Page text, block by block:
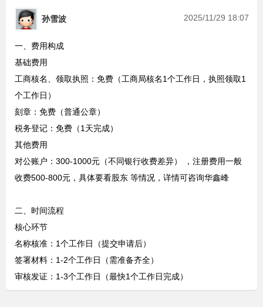
孙雪波 2025/11/29 18:07
一、费用构成
基础费用
工商核名、领取执照：免费（工商局核名1个工作日，执照领取1
个工作日）
刻章：免费（普通公章）
税务登记：免费（1天完成）
其他费用
对公账户：300-1000元（不同银行收费差异） ，注册费用一般
收费500-800元，具体要看股东 等情况，详情可咨询华鑫峰
二、时间流程
核心环节
名称核准：1个工作日（提交申请后）
签署材料：1-2个工作日（需准备齐全）
审核发证：1-3个工作日（最快1个工作日完成）